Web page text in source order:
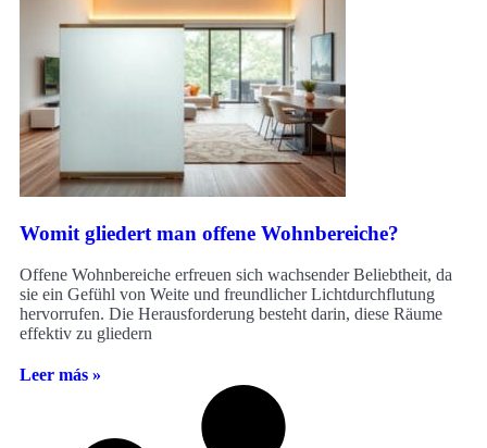
Womit gliedert man offene Wohnbereiche?
Offene Wohnbereiche erfreuen sich wachsender Beliebtheit, da
sie ein Gefühl von Weite und freundlicher Lichtdurchflutung
hervorrufen. Die Herausforderung besteht darin, diese Räume
effektiv zu gliedern
Leer más »